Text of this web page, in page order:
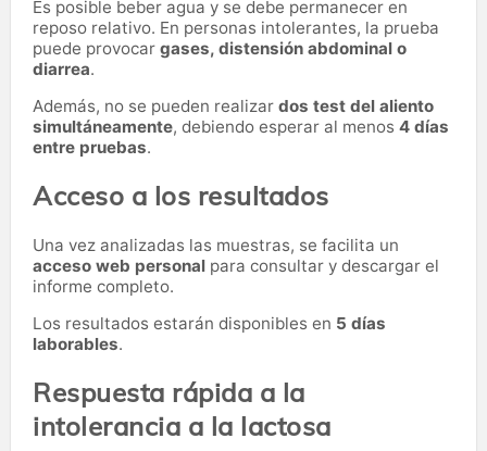
Es posible beber agua y se debe permanecer en
reposo relativo. En personas intolerantes, la prueba
puede provocar gases, distensión abdominal o
diarrea.
Además, no se pueden realizar dos test del aliento
simultáneamente, debiendo esperar al menos 4 días
entre pruebas.
Acceso a los resultados
Una vez analizadas las muestras, se facilita un
acceso web personal para consultar y descargar el
informe completo.
Los resultados estarán disponibles en 5 días
laborables.
Respuesta rápida a la
intolerancia a la lactosa